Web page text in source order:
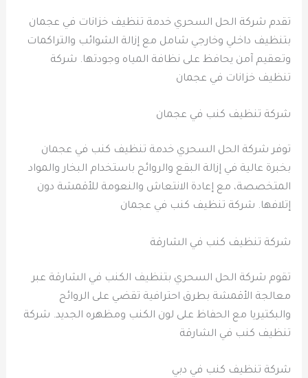
تقدم شركة الحل السحري خدمة تنظيف خزانات في عجمان
بتنظيف داخلي وخارجي شامل مع إزالة الشوائب والتراكمات
وتعقيم آمن يحافظ على نظافة المياه وجودتها. شركة
تنظيف خزانات في عجمان
شركة تنظيف كنب في عجمان
توفر شركة الحل السحري خدمة تنظيف كنب في عجمان
بخبرة عالية في إزالة البقع والروائح باستخدام البخار والمواد
المتخصصة، مع إعادة الانتعاش والنعومة للأقمشة دون
إتلافها. شركة تنظيف كنب في عجمان
شركة تنظيف كنب في الشارقة
تقوم شركة الحل السحري بتنظيف الكنب في الشارقة عبر
معالجة الأقمشة بطرق احترافية تقضي على الروائح
والبكتيريا مع الحفاظ على لون الكنب ومظهره الجديد. شركة
تنظيف كنب في الشارقة
شركة تنظيف كنب في دبي